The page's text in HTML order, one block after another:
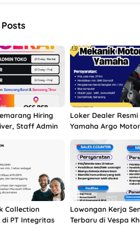
Hiring
Staff Admin
Loker Dealer
Yamaha Argo
Collection
di PT Integritas
Lowongan Kerja
Terbaru di Vespa